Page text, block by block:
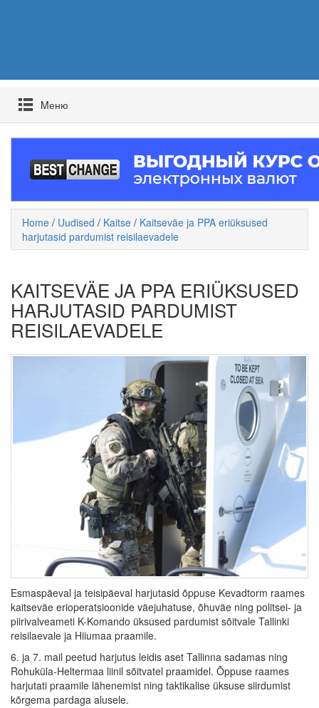
Mеню
Home / Uudised / Kaitse / Kaitseväe ja PPA eriüksused
harjutasid pardumist reisilaevadele
KAITSEVÄE JA PPA ERIÜKSUSED
HARJUTASID PARDUMIST
REISILAEVADELE
Esmaspäeval ja teisipäeval harjutasid õppuse Kevadtorm raames
kaitseväe erioperatsioonide väejuhatuse, õhuväe ning politsei- ja
piirivalveameti K-Komando üksused pardumist sõitvale Tallinki
reisilaevale ja Hiiumaa praamile.
6. ja 7. mail peetud harjutus leidis aset Tallinna sadamas ning
Rohuküla-Heltermaa liinil sõitvatel praamidel. Õppuse raames
harjutati praamile lähenemist ning taktikalise üksuse siirdumist
kõrgema pardaga alusele.